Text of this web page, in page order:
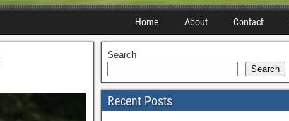
Home About Contact
Search
Search
Recent Posts